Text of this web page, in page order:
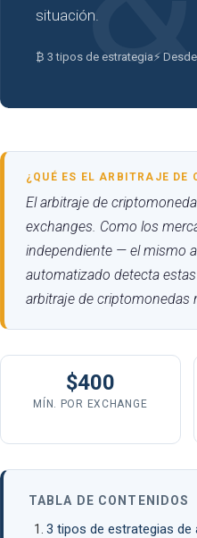
situación.
₿ 3 tipos de estrategia⚡
¿QUÉ ES EL ARBITRAJE DE
El arbitraje de
exchanges. Como los
independiente — el mismo
automatizado detecta
arbitraje de criptomonedas
$400
MÍN. POR EXCHANGE
TABLA DE CONTENIDOS
3 tipos de estrategias de